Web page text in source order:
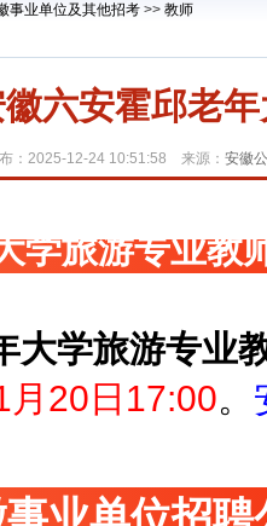
事业单位及其他招考 >> 教师
六安霍邱老
：2025-12-24 10:51:58 来源： 安徽
学旅游专业教
大学旅游专业
月20日17:00。
业单位招聘